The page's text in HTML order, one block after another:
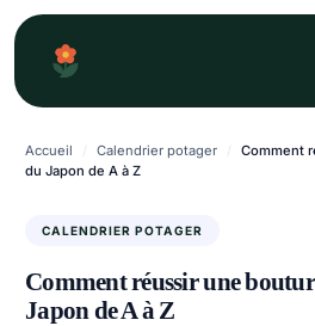
Aller
contenu
Accueil / Calendrier potager /
Comment
du Japon de A à Z
CALENDRIER POTAGER
Comment réussir une
Japon de A à Z